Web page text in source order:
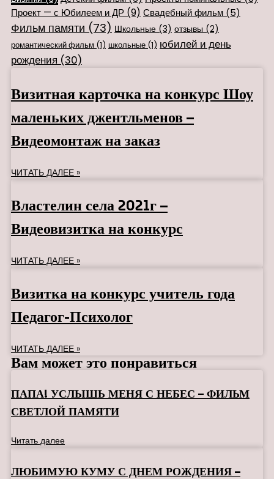
Проект — с Юбилеем и ДР (9) Свадебный фильм (5)
Фильм памяти (73) Школьные (3) отзывы (2)
романтический фильм (1) школьные (1) юбилей и день
рождения (30)
Визитная карточка на конкурс Шоу
маленьких джентльменов –
Видеомонтаж на заказ
ЧИТАТЬ ДАЛЕЕ »
Властелин села 2021г –
Видеовизитка на конкурс
ЧИТАТЬ ДАЛЕЕ »
Визитка на конкурс учитель года
Педагог-Психолог
ЧИТАТЬ ДАЛЕЕ »
Вам может это понравиться
ПАПА! УСЛЫШЬ МЕНЯ С НЕБЕС – ФИЛЬМ
СВЕТЛОЙ ПАМЯТИ
Читать далее
ЛЮБИМУЮ КУМУ С ДНЕМ РОЖДЕНИЯ –